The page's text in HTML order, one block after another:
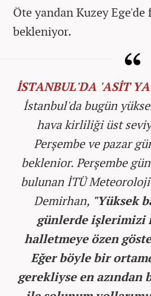
Öte yandan Kuzey Ege'de
bekleniyor.
İSTANBUL'DA 'ASİT
İstanbul'da bugün
hava kirliliği üst
Perşembe ve pazar
beklenior. Perşembe
bulunan İTÜ
Demirhan, "Yüksek
günlerde işlerimizi
halletmeye özen
Eğer böyle bir
gerekliyse en azından